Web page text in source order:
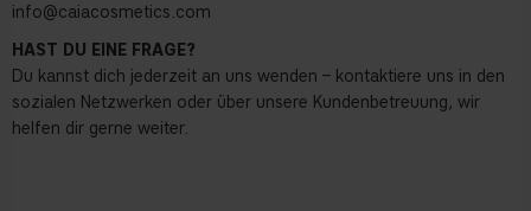
info@caiacosmetics.com
HAST DU EINE FRAGE?
Du kannst dich jederzeit an uns wenden – kontaktiere uns in den
sozialen Netzwerken oder über unsere Kundenbetreuung, wir
helfen dir gerne weiter.